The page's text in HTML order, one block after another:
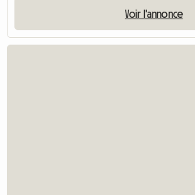
Voir l'annonce